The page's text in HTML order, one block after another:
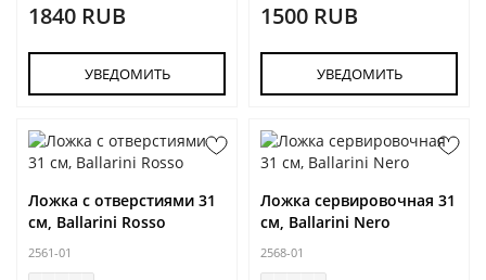
1840 RUB
УВЕДОМИТЬ
1500 RUB
УВЕДОМИТЬ
Ложка с отверстиями 31
см, Ballarini Rosso
2561-01
Ложка сервировочная 31
см, Ballarini Nero
2568-01